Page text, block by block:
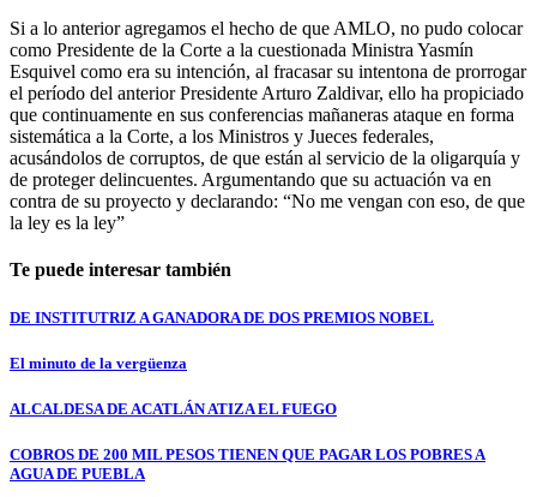
Si a lo anterior agregamos el hecho de que AMLO, no pudo colocar
como Presidente de la Corte a la cuestionada Ministra Yasmín
Esquivel como era su intención, al fracasar su intentona de prorrogar
el período del anterior Presidente Arturo Zaldivar, ello ha propiciado
que continuamente en sus conferencias mañaneras ataque en forma
sistemática a la Corte, a los Ministros y Jueces federales,
acusándolos de corruptos, de que están al servicio de la oligarquía y
de proteger delincuentes. Argumentando que su actuación va en
contra de su proyecto y declarando: “No me vengan con eso, de que
la ley es la ley”
Te puede interesar también
DE INSTITUTRIZ A GANADORA DE DOS PREMIOS NOBEL
El minuto de la vergüenza
ALCALDESA DE ACATLÁN ATIZA EL FUEGO
COBROS DE 200 MIL PESOS TIENEN QUE PAGAR LOS POBRES A
AGUA DE PUEBLA